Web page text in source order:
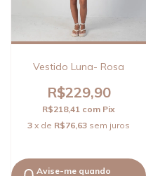
Vestido Luna- Rosa
R$229,90
R$218,41 com Pix
3 x de R$76,63 sem juros
Avise-me quando